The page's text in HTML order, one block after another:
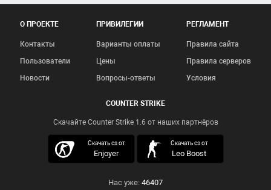
О ПРОЕКТЕ
Контакты
Пользователи
Новости
ПРИВИЛЕГИИ
Варианты оплаты
Цены
Вопросы-ответы
РЕГЛАМЕНТ
Правила сайта
Правила серверов
Условия
COUNTER STRIKE
Скачайте Counter Strike 1.6 от наших партнёров
Скачать cs от
Enjoyer
скачать кс 1.6
Скачать cs от
Leo Boost
Нас уже: 46407